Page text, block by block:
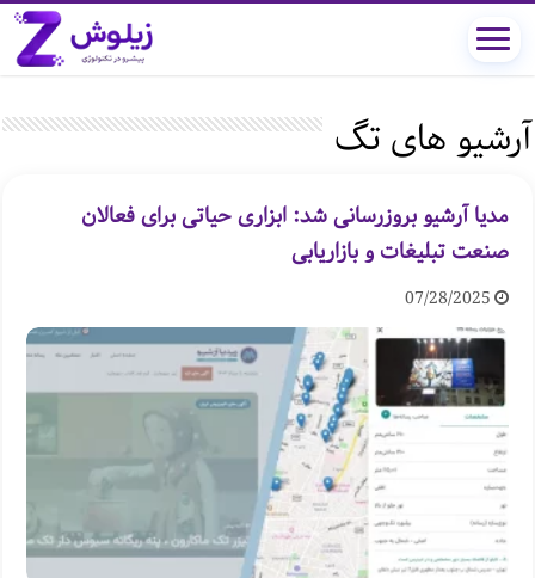
آرشیو های تگ
مدیا آرشیو بروزرسانی شد: ابزاری حیاتی برای فعالان
صنعت تبلیغات و بازاریابی
07/28/2025